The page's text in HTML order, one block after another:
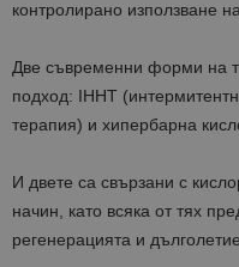
контролирано използване
Две съвременни форми на
подход: IHHT
терапия) и хипербарна
И двете са свързани с
начин, като всяка от тях
регенерацията и